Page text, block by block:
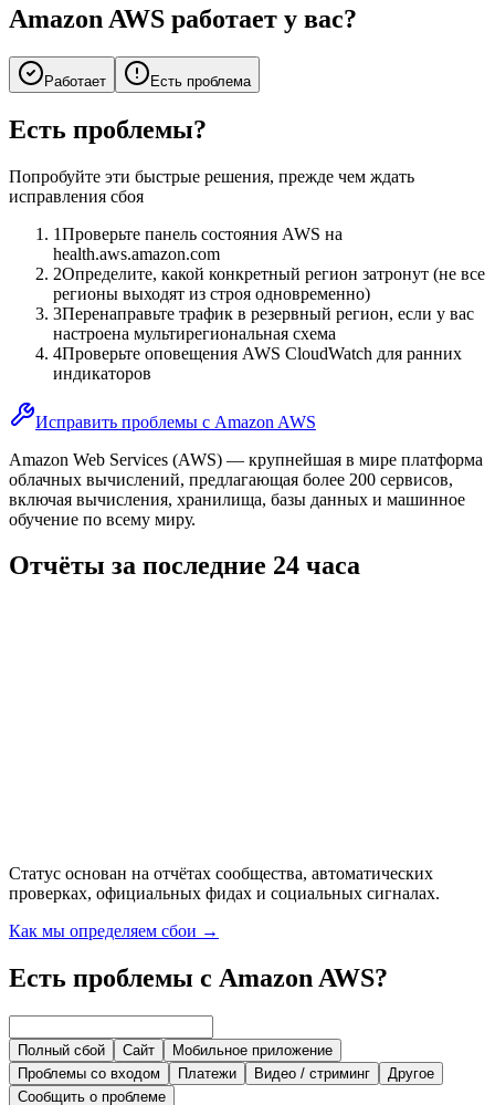
Amazon AWS работает у вас?
Работает Есть проблема
Есть проблемы?
Попробуйте эти быстрые решения, прежде чем ждать
исправления сбоя
1Проверьте панель состояния AWS на
health.aws.amazon.com
2Определите, какой конкретный регион затронут (не все
регионы выходят из строя одновременно)
3Перенаправьте трафик в резервный регион, если у вас
настроена мультирегиональная схема
4Проверьте оповещения AWS CloudWatch для ранних
индикаторов
Исправить проблемы с Amazon AWS
Amazon Web Services (AWS) — крупнейшая в мире платформа
облачных вычислений, предлагающая более 200 сервисов,
включая вычисления, хранилища, базы данных и машинное
обучение по всему миру.
Отчёты за последние 24 часа
Статус основан на отчётах сообщества, автоматических
проверках, официальных фидах и социальных сигналах.
Как мы определяем сбои →
Есть проблемы с Amazon AWS?
Полный сбой Сайт
Мобильное приложение
Проблемы со входом
Платежи Видео / стриминг
Другое
Сообщить о проблеме